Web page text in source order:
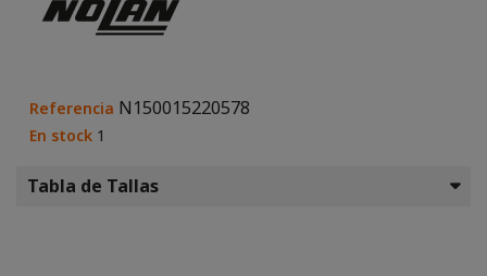
Referencia N150015220578
En stock 1
Tabla de Tallas